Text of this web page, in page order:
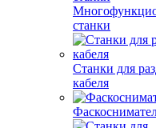
станки
Станки для
кабеля